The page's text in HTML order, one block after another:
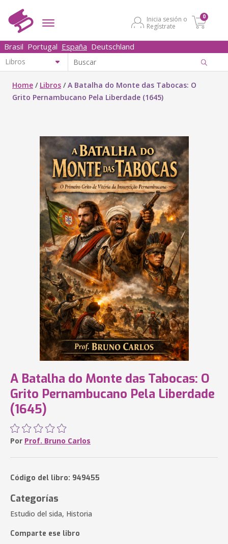
Inicia sesión o
Regístrate
0
Brasil Portugal España Deutschland
Home / Libros /A Batalha do Monte das Tabocas: O
Grito Pernambucano Pela Liberdade (1645)
A Batalha do Monte das Tabocas: O
Grito Pernambucano Pela Liberdade
(1645)
Por Prof. Bruno Carlos
Código del libro: 949455
Categorías
Estudio del sida, Historia
Comparte ese libro